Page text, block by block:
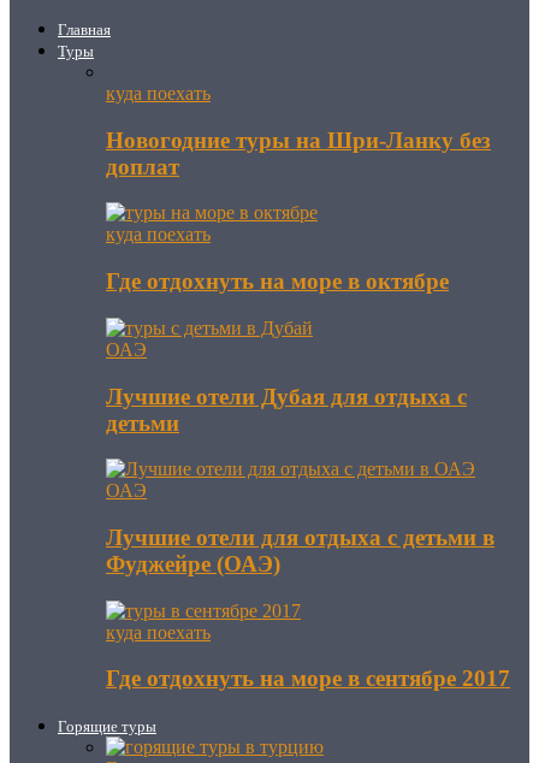
Главная
Туры
куда поехать
Новогодние туры на Шри-Ланку без
доплат
куда поехать
Где отдохнуть на море в октябре
ОАЭ
Лучшие отели Дубая для отдыха с
детьми
ОАЭ
Лучшие отели для отдыха с детьми в
Фуджейре (ОАЭ)
куда поехать
Где отдохнуть на море в сентябре 2017
Горящие туры